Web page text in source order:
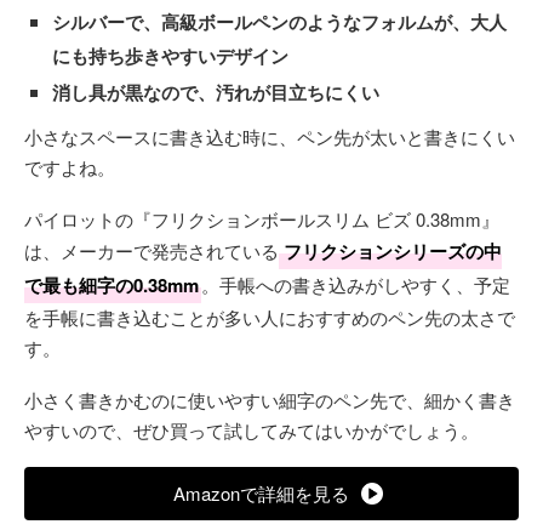
シルバーで、高級ボールペンのようなフォルムが、大人
にも持ち歩きやすいデザイン
消し具が黒なので、汚れが目立ちにくい
小さなスペースに書き込む時に、ペン先が太いと書きにくい
ですよね。
パイロットの『フリクションボールスリム ビズ 0.38mm』
は、メーカーで発売されている フリクションシリーズの中
で最も細字の0.38mm。手帳への書き込みがしやすく、予定
を手帳に書き込むことが多い人におすすめのペン先の太さで
す。
小さく書きかむのに使いやすい細字のペン先で、細かく書き
やすいので、ぜひ買って試してみてはいかがでしょう。
Amazonで詳細を見る